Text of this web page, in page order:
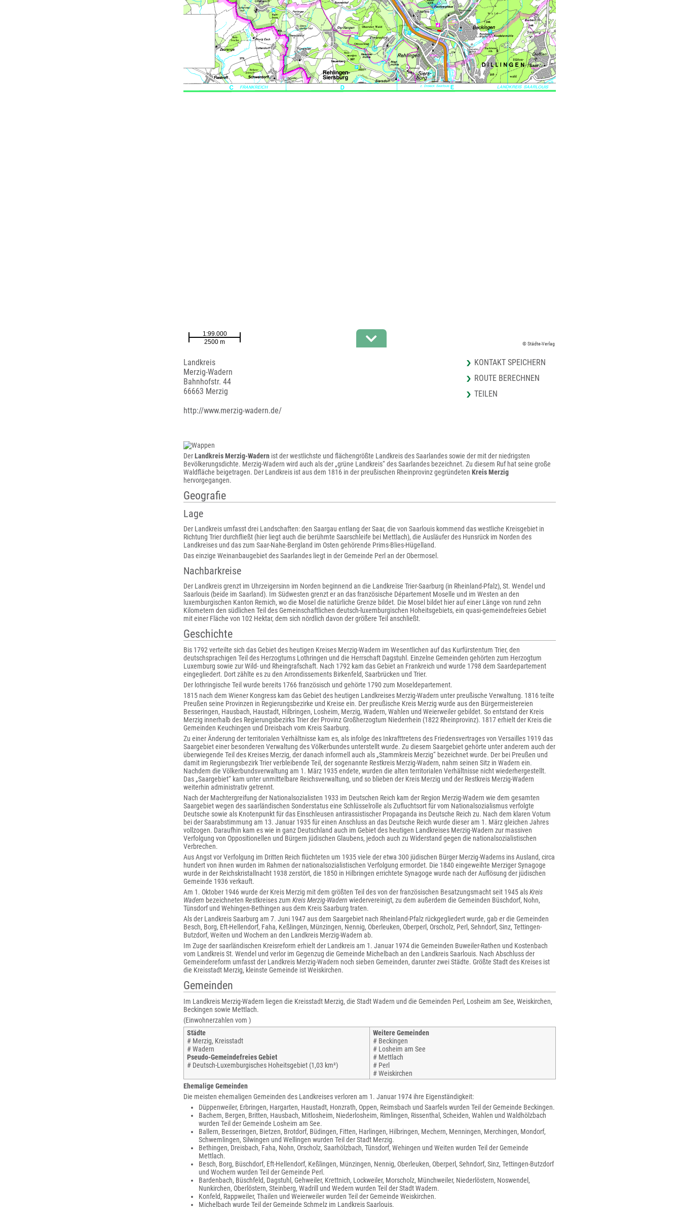
© Städte-Verlag
Landkreis
Merzig-Wadern
Bahnhofstr. 44
66663 Merzig
http://www.merzig-wadern.de/
KONTAKT SPEICHERN
ROUTE BERECHNEN
TEILEN
DerLandkreis Merzig-Wadern ist der westlichste und flächengrößte Landkreis des Saarlandes sowie der mit der niedrigsten
Bevölkerungsdichte. Merzig-Wadern wird auch als der „grüne Landkreis“ des Saarlandes bezeichnet. Zu diesem Ruf hat seine große
Waldfläche beigetragen. Der Landkreis ist aus dem 1816 in der preußischen Rheinprovinz gegründeten Kreis Merzig
hervorgegangen.
Geografie
Lage
Der Landkreis umfasst drei Landschaften: den Saargau entlang der Saar, die von Saarlouis kommend das westliche Kreisgebiet in
Richtung Trier durchfließt (hier liegt auch die berühmte Saarschleife bei Mettlach), die Ausläufer des Hunsrück im Norden des
Landkreises und das zum Saar-Nahe-Bergland im Osten gehörende Prims-Blies-Hügelland.
Das einzige Weinanbaugebiet des Saarlandes liegt in der Gemeinde Perl an der Obermosel.
Nachbarkreise
Der Landkreis grenzt im Uhrzeigersinn im Norden beginnend an die Landkreise Trier-Saarburg (in Rheinland-Pfalz), St. Wendel und
Saarlouis (beide im Saarland). Im Südwesten grenzt er an das französische Département Moselle und im Westen an den
luxemburgischen Kanton Remich, wo die Mosel die natürliche Grenze bildet. Die Mosel bildet hier auf einer Länge von rund zehn
Kilometern den südlichen Teil des Gemeinschaftlichen deutsch-luxemburgischen Hoheitsgebiets, ein quasi-gemeindefreies Gebiet
mit einer Fläche von 102 Hektar, dem sich nördlich davon der größere Teil anschließt.
Geschichte
Bis 1792 verteilte sich das Gebiet des heutigen Kreises Merzig-Wadern im Wesentlichen auf das Kurfürstentum Trier, den
deutschsprachigen Teil des Herzogtums Lothringen und die Herrschaft Dagstuhl. Einzelne Gemeinden gehörten zum Herzogtum
Luxemburg sowie zur Wild- und Rheingrafschaft. Nach 1792 kam das Gebiet an Frankreich und wurde 1798 dem Saardepartement
eingegliedert. Dort zählte es zu den Arrondissements Birkenfeld, Saarbrücken und Trier.
Der lothringische Teil wurde bereits 1766 französisch und gehörte 1790 zum Moseldepartement.
1815 nach dem Wiener Kongress kam das Gebiet des heutigen Landkreises Merzig-Wadern unter preußische Verwaltung. 1816 teilte
Preußen seine Provinzen in Regierungsbezirke und Kreise ein. Der preußische Kreis Merzig wurde aus den Bürgermeistereien
Besseringen, Hausbach, Haustadt, Hilbringen, Losheim, Merzig, Wadern, Wahlen und Weierweiler gebildet. So entstand der Kreis
Merzig innerhalb des Regierungsbezirks Trier der Provinz Großherzogtum Niederrhein (1822 Rheinprovinz). 1817 erhielt der Kreis die
Gemeinden Keuchingen und Dreisbach vom Kreis Saarburg.
Zu einer Änderung der territorialen Verhältnisse kam es, als infolge des Inkrafttretens des Friedensvertrages von Versailles 1919 das
Saargebiet einer besonderen Verwaltung des Völkerbundes unterstellt wurde. Zu diesem Saargebiet gehörte unter anderem auch der
überwiegende Teil des Kreises Merzig, der danach informell auch als „Stammkreis Merzig“ bezeichnet wurde. Der bei Preußen und
damit im Regierungsbezirk Trier verbleibende Teil, der sogenannte Restkreis Merzig-Wadern, nahm seinen Sitz in Wadern ein.
Nachdem die Völkerbundsverwaltung am 1. März 1935 endete, wurden die alten territorialen Verhältnisse nicht wiederhergestellt.
Das „Saargebiet“ kam unter unmittelbare Reichsverwaltung, und so blieben der Kreis Merzig und der Restkreis Merzig-Wadern
weiterhin administrativ getrennt.
Nach der Machtergreifung der Nationalsozialisten 1933 im Deutschen Reich kam der Region Merzig-Wadern wie dem gesamten
Saargebiet wegen des saarländischen Sonderstatus eine Schlüsselrolle als Zufluchtsort für vom Nationalsozialismus verfolgte
Deutsche sowie als Knotenpunkt für das Einschleusen antirassistischer Propaganda ins Deutsche Reich zu. Nach dem klaren Votum
bei der Saarabstimmung am 13. Januar 1935 für einen Anschluss an das Deutsche Reich wurde dieser am 1. März gleichen Jahres
vollzogen. Daraufhin kam es wie in ganz Deutschland auch im Gebiet des heutigen Landkreises Merzig-Wadern zur massiven
Verfolgung von Oppositionellen und Bürgern jüdischen Glaubens, jedoch auch zu Widerstand gegen die nationalsozialistischen
Verbrechen.
Aus Angst vor Verfolgung im Dritten Reich flüchteten um 1935 viele der etwa 300 jüdischen Bürger Merzig-Waderns ins Ausland, circa
hundert von ihnen wurden im Rahmen der nationalsozialistischen Verfolgung ermordet. Die 1840 eingeweihte Merziger Synagoge
wurde in der Reichskristallnacht 1938 zerstört, die 1850 in Hilbringen errichtete Synagoge wurde nach der Auflösung der jüdischen
Gemeinde 1936 verkauft.
Am 1. Oktober 1946 wurde der Kreis Merzig mit dem größten Teil des von der französischen Besatzungsmacht seit 1945 alsKreis
Wadern bezeichneten Restkreises zum Kreis Merzig-Wadern wiedervereinigt, zu dem außerdem die Gemeinden Büschdorf, Nohn,
Tünsdorf und Wehingen-Bethingen aus dem Kreis Saarburg traten.
Als der Landkreis Saarburg am 7. Juni 1947 aus dem Saargebiet nach Rheinland-Pfalz rückgegliedert wurde, gab er die Gemeinden
Besch, Borg, Eft-Hellendorf, Faha, Keßlingen, Münzingen, Nennig, Oberleuken, Oberperl, Orscholz, Perl, Sehndorf, Sinz, Tettingen-
Butzdorf, Weiten und Wochern an den Landkreis Merzig-Wadern ab.
Im Zuge der saarländischen Kreisreform erhielt der Landkreis am 1. Januar 1974 die Gemeinden Buweiler-Rathen und Kostenbach
vom Landkreis St. Wendel und verlor im Gegenzug die Gemeinde Michelbach an den Landkreis Saarlouis. Nach Abschluss der
Gemeindereform umfasst der Landkreis Merzig-Wadern noch sieben Gemeinden, darunter zwei Städte. Größte Stadt des Kreises ist
die Kreisstadt Merzig, kleinste Gemeinde ist Weiskirchen.
Gemeinden
Im Landkreis Merzig-Wadern liegen die Kreisstadt Merzig, die Stadt Wadern und die Gemeinden Perl, Losheim am See, Weiskirchen,
Beckingen sowie Mettlach.
(Einwohnerzahlen vom )
Städte
# Merzig, Kreisstadt
# Wadern
Pseudo-Gemeindefreies Gebiet
# Deutsch-Luxemburgisches Hoheitsgebiet (1,03 km²)
Weitere Gemeinden
# Beckingen
# Losheim am See
# Mettlach
# Perl
# Weiskirchen
Ehemalige Gemeinden
Die meisten ehemaligen Gemeinden des Landkreises verloren am 1. Januar 1974 ihre Eigenständigkeit:
Düppenweiler, Erbringen, Hargarten, Haustadt, Honzrath, Oppen, Reimsbach und Saarfels wurden Teil der Gemeinde Beckingen.
Bachem, Bergen, Britten, Hausbach, Mitlosheim, Niederlosheim, Rimlingen, Rissenthal, Scheiden, Wahlen und Waldhölzbach
wurden Teil der Gemeinde Losheim am See.
Ballern, Besseringen, Bietzen, Brotdorf, Büdingen, Fitten, Harlingen, Hilbringen, Mechern, Menningen, Merchingen, Mondorf,
Schwemlingen, Silwingen und Wellingen wurden Teil der Stadt Merzig.
Bethingen, Dreisbach, Faha, Nohn, Orscholz, Saarhölzbach, Tünsdorf, Wehingen und Weiten wurden Teil der Gemeinde
Mettlach.
Besch, Borg, Büschdorf, Eft-Hellendorf, Keßlingen, Münzingen, Nennig, Oberleuken, Oberperl, Sehndorf, Sinz, Tettingen-Butzdorf
und Wochern wurden Teil der Gemeinde Perl.
Bardenbach, Büschfeld, Dagstuhl, Gehweiler, Krettnich, Lockweiler, Morscholz, Münchweiler, Niederlöstern, Noswendel,
Nunkirchen, Oberlöstern, Steinberg, Wadrill und Wedern wurden Teil der Stadt Wadern.
Konfeld, Rappweiler, Thailen und Weierweiler wurden Teil der Gemeinde Weiskirchen.
Michelbach wurde Teil der Gemeinde Schmelz im Landkreis Saarlouis.